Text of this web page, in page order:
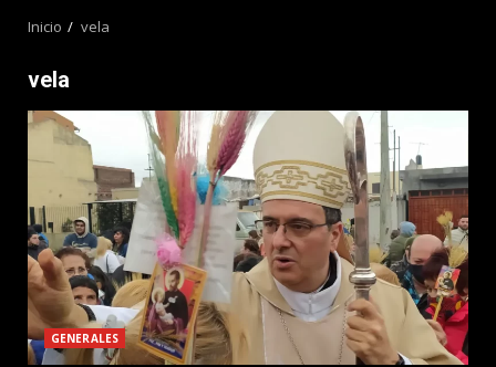
Inicio vela
vela
GENERALES